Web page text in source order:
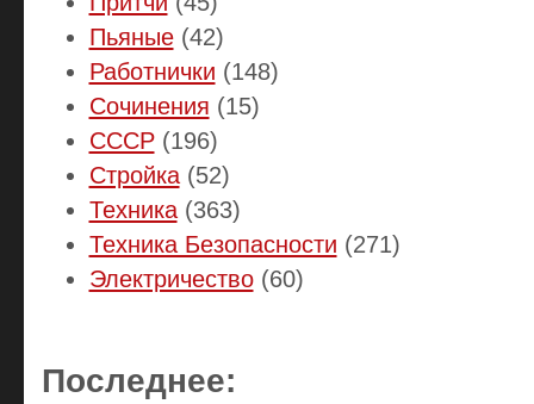
Пьяные(42)
Работнички (148)
Сочинения (15)
СССР(196)
Стройка(52)
Техника(363)
Техника Безопасности (271)
Электричество(60)
Последнее: